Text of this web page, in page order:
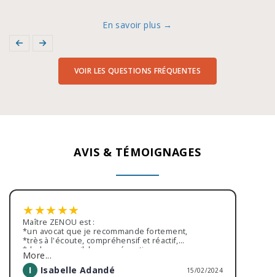
En savoir plus →
VOIR LES QUESTIONS FRÉQUENTES
AVIS & TÉMOIGNAGES
★★★★★
Maître ZENOU est :
*un avocat que je recommande fortement,
*très à l'écoute, compréhensif et réactif,
*de bon conseil, bonne réception,
*traitement de mon dossier avec beaucoup
d'efficacité,
More...
I
Isabelle Adandé 15/02/2024